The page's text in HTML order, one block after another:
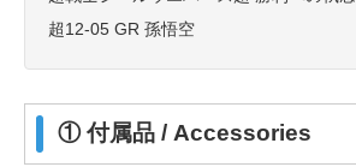
超12-05 GR 孫悟空
① 付属品 / Accessories